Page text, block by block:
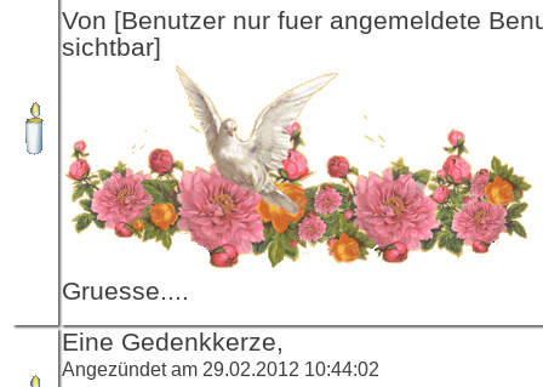
Von [Benutzer nur fuer angemeldete
sichtbar]
Gruesse....
Eine Gedenkkerze,
Angezündet am 29.02.2012 10:44:02